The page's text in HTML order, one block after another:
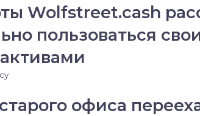
Wolfstreet.cash
пользоваться
офиса